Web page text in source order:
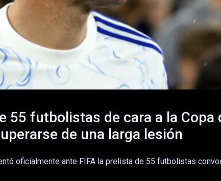
55 futbolistas de cara a la Copa
de una larga lesión
oficialmente ante FIFA la prelista de 55 futbolistas